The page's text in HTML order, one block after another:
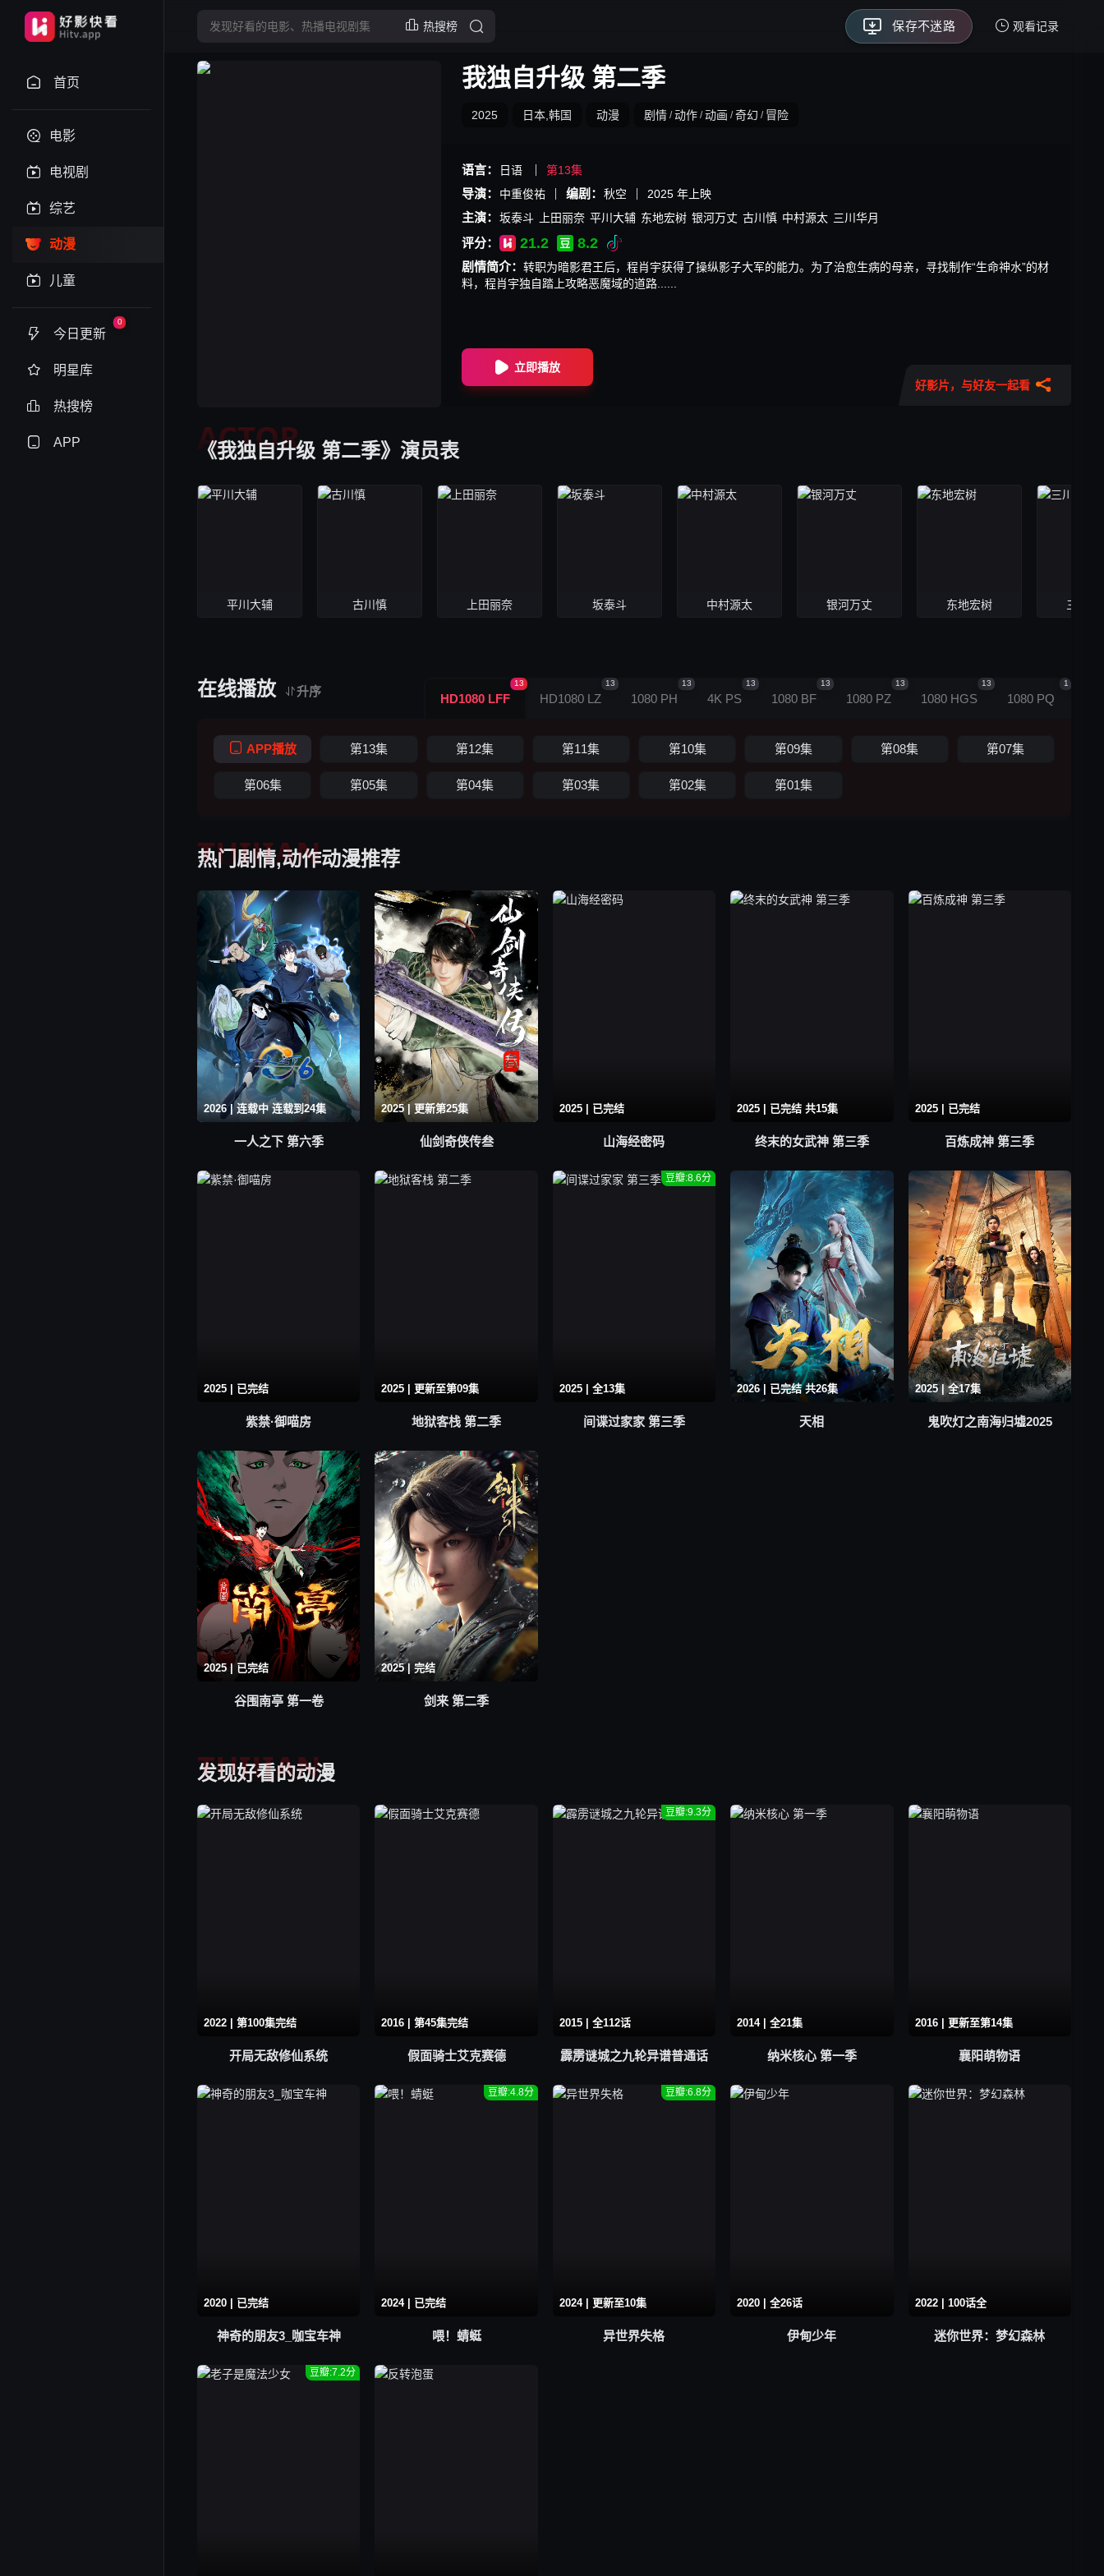
热搜榜
保存不迷路
永久回家页
观看记录
首页
电影
电视剧
综艺
动漫
儿童
今日更新
0
明星库
热搜榜
APP
我独自升级 第二季
2025 日本,韩国 动漫 剧情 / 动作 / 动画 / 奇幻 / 冒险
语言： 日语 第13集
导演： 中重俊祐 编剧： 秋空 2025 年上映
主演： 坂泰斗 上田丽奈 平川大辅 东地宏树 银河万丈 古川慎 中村源太 三川华月
评分： 21.2 8.2
剧情简介： 转职为暗影君王后，程肖宇获得了操纵影子大军的能力。为了治愈生病的母亲，寻找制作“生命神水”的材
料，程肖宇独自踏上攻略恶魔域的道路......
好影片，与好友一起看
立即播放
《我独自升级 第二季》演员表
ACTOR
平川大辅 古川慎 上田丽奈 坂泰斗 中村源太 银河万丈 东地宏树 三川华
在线播放 升序
HD1080 LFF
13
HD1080 LZ
13
1080 PH
13
4K PS
13
1080 BF
13
1080 PZ
13
1080 HGS
13
1080 PQ
1
APP播放 第13集 第12集 第11集 第10集 第09集 第08集 第07集
第06集 第05集 第04集 第03集 第02集 第01集
热门剧情,动作动漫推荐
TUIJIAN
2026 | 连载中 连载到24集
一人之下 第六季
2025 | 更新第25集
仙剑奇侠传叁
2025 | 已完结
山海经密码
2025 | 已完结 共15集
终末的女武神 第三季
2025 | 已完结
百炼成神 第三季
2025 | 已完结
紫禁·御喵房
2025 | 更新至第09集
地狱客栈 第二季
2025 | 全13集
豆瓣:8.6分
间谍过家家 第三季
2026 | 已完结 共26集
天相
2025 | 全17集
鬼吹灯之南海归墟2025
2025 | 已完结
谷围南亭 第一卷
2025 | 完结
剑来 第二季
发现好看的动漫
TUIJIAN
2022 | 第100集完结
开局无敌修仙系统
2016 | 第45集完结
假面骑士艾克赛德
2015 | 全112话
豆瓣:9.3分
霹雳谜城之九轮异谱普通话
2014 | 全21集
纳米核心 第一季
2016 | 更新至第14集
襄阳萌物语
2020 | 已完结
神奇的朋友3_咖宝车神
2024 | 已完结
豆瓣:4.8分
喂！蜻蜓
2024 | 更新至10集
豆瓣:6.8分
异世界失格
2020 | 全26话
伊甸少年
2022 | 100话全
迷你世界：梦幻森林
豆瓣:7.2分